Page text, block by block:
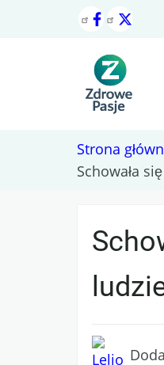
Strona
Schowała